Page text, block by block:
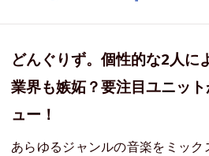
どんぐりず。個性的な2人に
業界も嫉妬？要注目ユニッ
ュー！
あらゆるジャンルの音楽をミック